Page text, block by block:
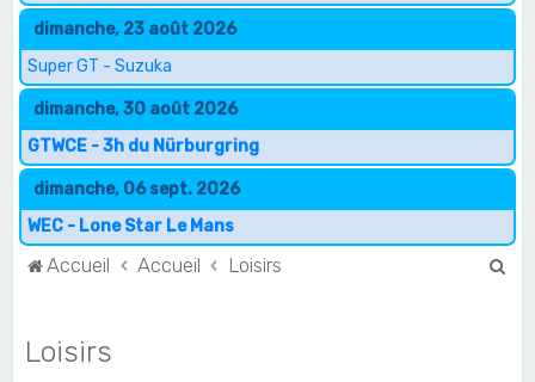
dimanche, 23 août 2026
Super GT - Suzuka
dimanche, 30 août 2026
GTWCE - 3h du Nürburgring
dimanche, 06 sept. 2026
WEC - Lone Star Le Mans
Accueil Accueil Loisirs
Loisirs